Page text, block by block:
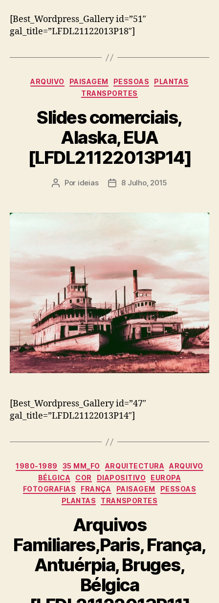
[Best_Wordpress_Gallery id=”51″
gal_title=”LFDL21122013P18″]
Categorias
ARQUIVO PAISAGEM PESSOAS
PLANTAS
TRANSPORTES
Slides comerciais,
Alaska, EUA
[LFDL21122013P14]
Autor
Por ideias
Data8 Julho, 2015
[Best_Wordpress_Gallery id=”47″
gal_title=”LFDL21122013P14″]
Categorias
1980-1989 35 MM_FO ARQUITECTURA
ARQUIVO
BÉLGICA
COR DIAPOSITIVO
EUROPA
FOTOGRAFIAS
FRANÇA PAISAGEM
PESSOAS
PLANTAS
TRANSPORTES
Arquivos
Familiares,Paris, França,
Antuérpia, Bruges,
Bélgica